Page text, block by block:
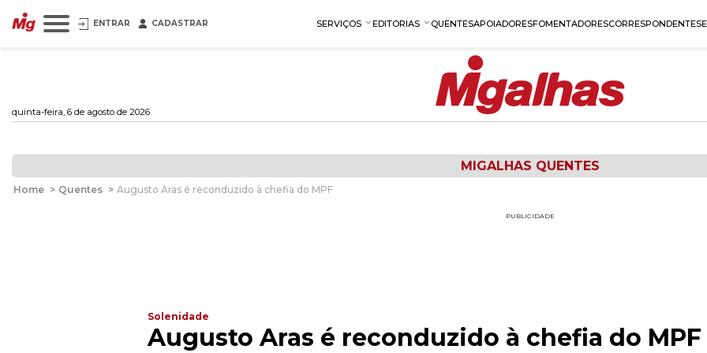
ENTRAR CADASTRAR SERVIÇOS EDITORIAS QUENTESAPOIADORESFOMENTADORESCORRESPONDENTES
quinta-feira, 6 de agosto de 2026
MIGALHAS QUENTES
Home > Quentes > Augusto Aras é reconduzido à chefia do MPF
PUBLICIDADE
Solenidade
Augusto Aras é reconduzido à chefia do MPF